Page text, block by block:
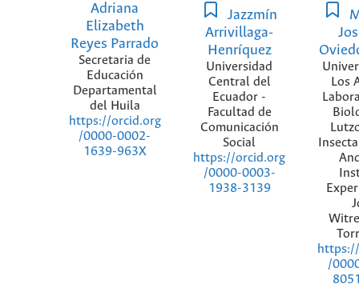
Adriana
Elizabeth
Reyes Parrado
Secretaria de
Educación
Departamental
del Huila
https://orcid.org
/0000-0002-
1639-963X
Jazzmín
Arrivillaga-
Henríquez
Universidad
Central del
Ecuador -
Facultad de
Comunicación
Social
https://orcid.org
/0000-0003-
1938-3139
Los
/